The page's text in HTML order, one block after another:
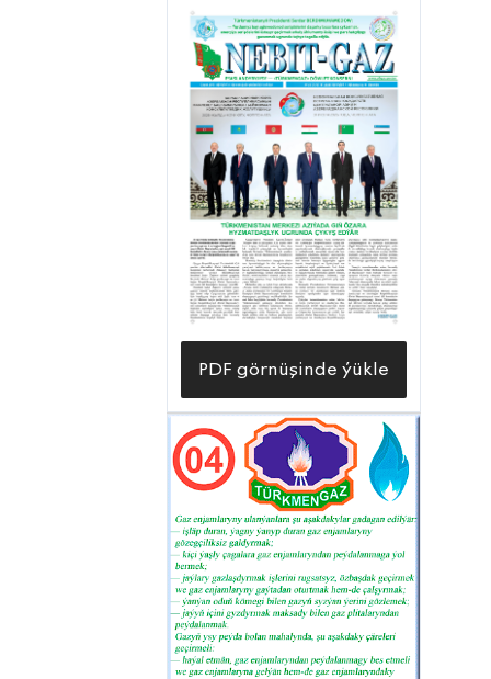
PDF görnüşinde ýükle